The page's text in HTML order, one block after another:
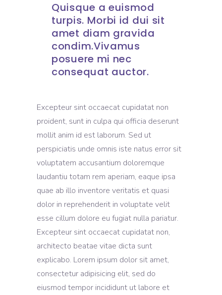
Quisque a euismod
turpis. Morbi id dui sit
amet diam gravida
condim.Vivamus
posuere mi nec
consequat auctor.
Excepteur sint occaecat cupidatat non
proident, sunt in culpa qui officia deserunt
mollit anim id est laborum. Sed ut
perspiciatis unde omnis iste natus error sit
voluptatem accusantium doloremque
laudantiu totam rem aperiam, eaque ipsa
quae ab illo inventore veritatis et quasi
dolor in reprehenderit in voluptate velit
esse cillum dolore eu fugiat nulla pariatur.
Excepteur sint occaecat cupidatat non,
architecto beatae vitae dicta sunt
explicabo. Lorem ipsum dolor sit amet,
consectetur adipisicing elit, sed do
eiusmod tempor incididunt ut labore et